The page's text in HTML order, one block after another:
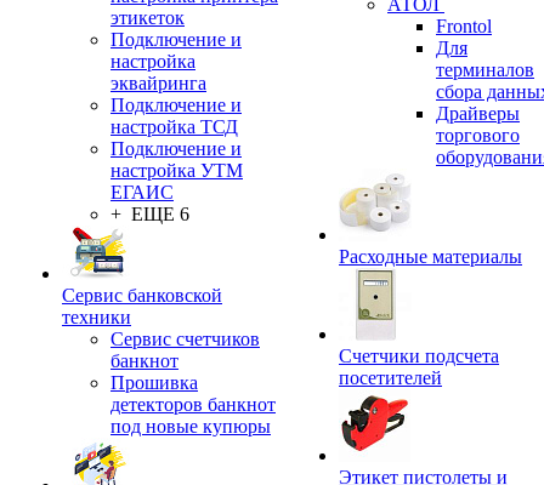
этикеток
Подключение и
настройка
эквайринга
Подключение и
настройка ТСД
Подключение и
настройка УТМ
ЕГАИС
+ ЕЩЕ 6
Сервис банковской
техники
Сервис счетчиков
банкнот
Прошивка
детекторов банкнот
под новые купюры
АТОЛ
Frontol
Для
терминалов
сбора
Драйверы
торгового
Расходные материалы
Счетчики подсчета
посетителей
Этикет пистолеты и